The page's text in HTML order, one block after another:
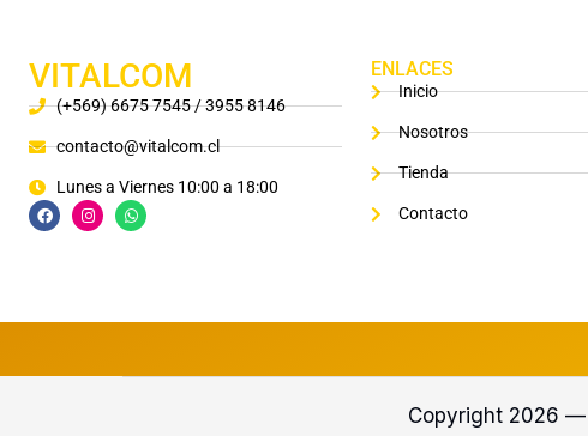
VITALCOM
(+569) 6675 7545 / 3955 8146
contacto@vitalcom.cl
Lunes a Viernes 10:00 a 18:00
ENLACES
Inicio
Nosotros
Tienda
Contacto
Copyright 2026 —